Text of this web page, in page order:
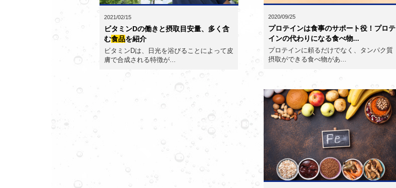
2021/02/15
ビタミンDの働きと摂取目安量、多く含
む食品を紹介
ビタミンDは、日光を浴びることによって皮
膚で合成される特徴が...
2020/09/25
プロテインは食事のサポート役！プロテ
インの代わりになる食べ物...
プロテインに頼るだけでなく、タンパク質
摂取ができる食べ物があ...